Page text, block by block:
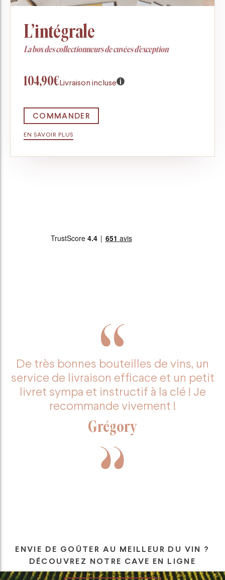
L’intégrale
La box des collectionneurs de cuvées d’exception
104,90€Livraison incluse
COMMANDER
EN SAVOIR PLUS
De très bonnes bouteilles de vins, un
service de livraison efficace et un petit
livret sympa et instructif à la clé ! Je
recommande vivement !
Grégory
ENVIE DE GOÛTER AU MEILLEUR DU VIN ?
DÉCOUVREZ NOTRE CAVE EN LIGNE